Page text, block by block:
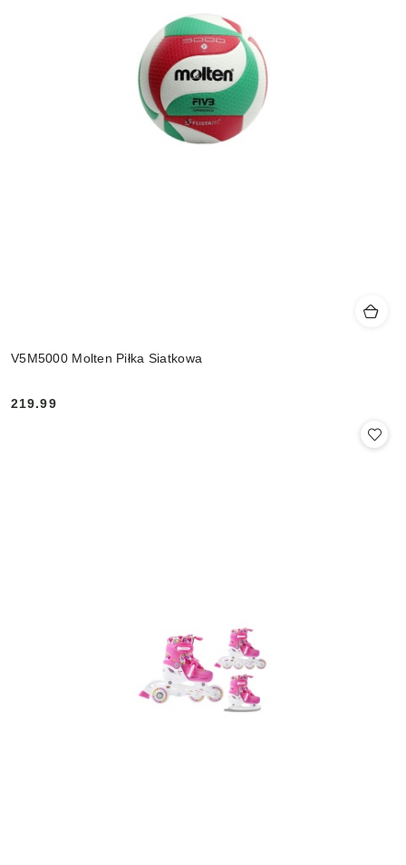
V5M5000 Molten Piłka Siatkowa
Cena:
219.99